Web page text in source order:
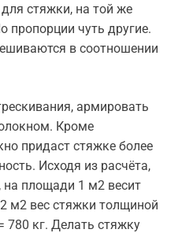
стяжки, на той же
пропорции чуть другие.
в соотношении
армировать
Кроме
придаст стяжке более
Исходя из расчёта,
площади 1 м2 весит
м2 вес стяжки толщиной
780 кг. Делать стяжку